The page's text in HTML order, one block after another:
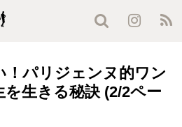
！パリジェンヌ的ワン
生きる秘訣 (2/2ペー